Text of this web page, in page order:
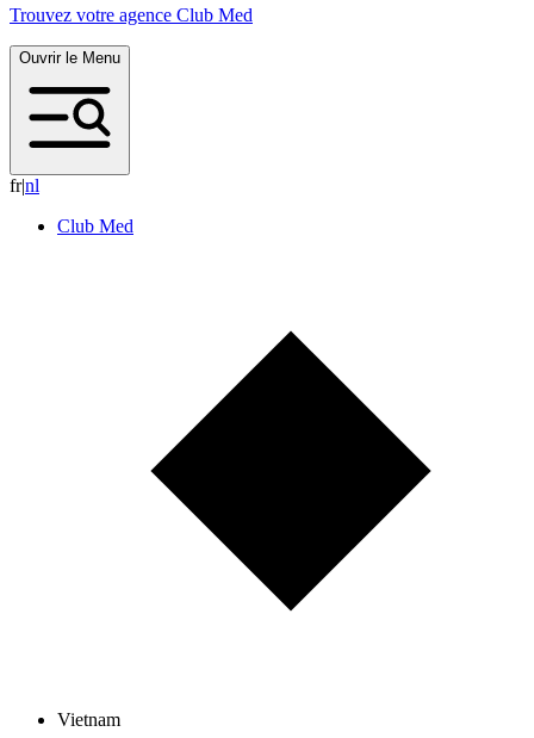
Trouvez votre agence Club Med
Ouvrir le Menu
fr|nl
Club Med
Vietnam